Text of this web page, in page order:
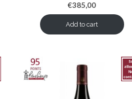
€385,00
Add to cart